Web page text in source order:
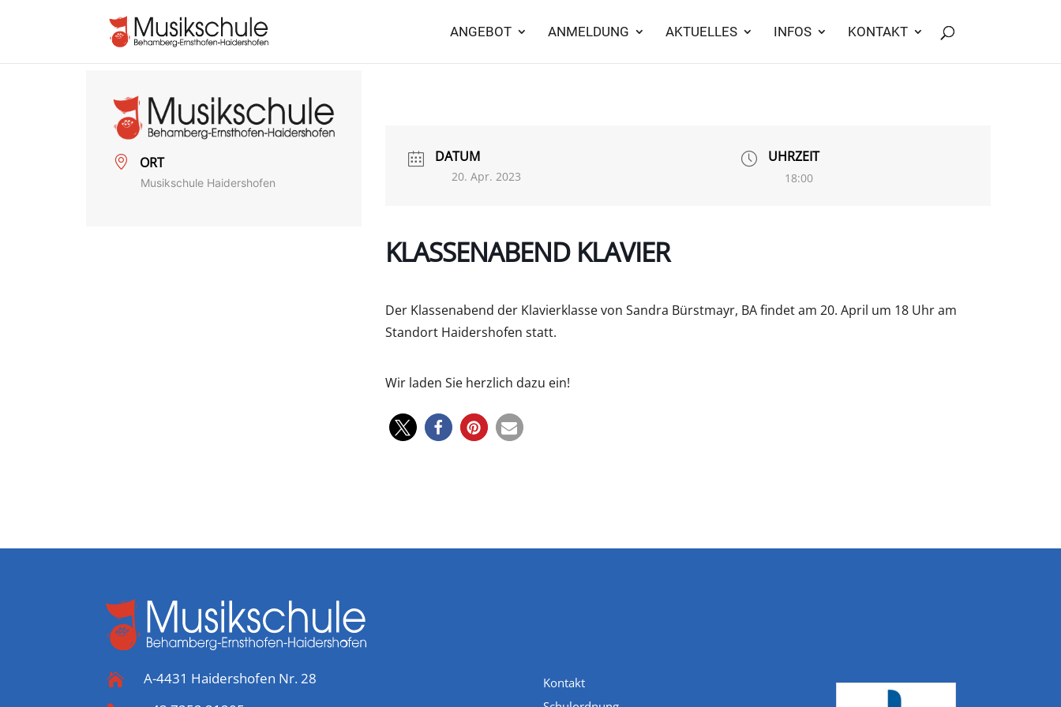
ANGEBOT ANMELDUNG AKTUELLES INFOS KONTAKT
ORT
Musikschule Haidershofen
DATUM
20. Apr. 2023
UHRZEIT
18:00
KLASSENABEND KLAVIER
Der Klassenabend der Klavierklasse von Sandra Bürstmayr, BA findet am 20. April um 18 Uhr am
Standort Haidershofen statt.
Wir laden Sie herzlich dazu ein!
 A-4431 Haidershofen Nr. 28
Kontakt